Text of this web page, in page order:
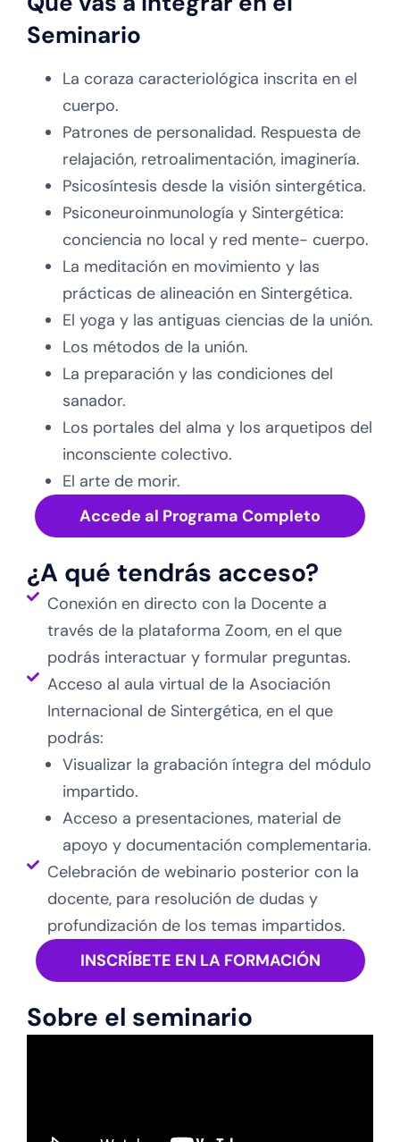
Seminario
La coraza caracteriológica inscrita en el
cuerpo.
Patrones de personalidad. Respuesta de
relajación, retroalimentación, imaginería.
Psicosíntesis desde la visión sintergética.
Psiconeuroinmunología y Sintergética:
conciencia no local y red mente- cuerpo.
La meditación en movimiento y las
prácticas de alineación en Sintergética.
El yoga y las antiguas ciencias de la unión.
Los métodos de la unión.
La preparación y las condiciones del
sanador.
Los portales del alma y los arquetipos del
inconsciente colectivo.
El arte de morir.
Accede al Programa Completo
¿A qué tendrás acceso?
Conexión en directo con la Docente a
través de la plataforma Zoom, en el que
podrás interactuar y formular preguntas.
Acceso al aula virtual de la Asociación
Internacional de Sintergética, en el que
podrás:
Visualizar la grabación íntegra del módulo
impartido.
Acceso a presentaciones, material de
apoyo y documentación complementaria.
Celebración de webinario posterior con la
docente, para resolución de dudas y
profundización de los temas impartidos.
INSCRÍBETE EN LA FORMACIÓN
Sobre el seminario